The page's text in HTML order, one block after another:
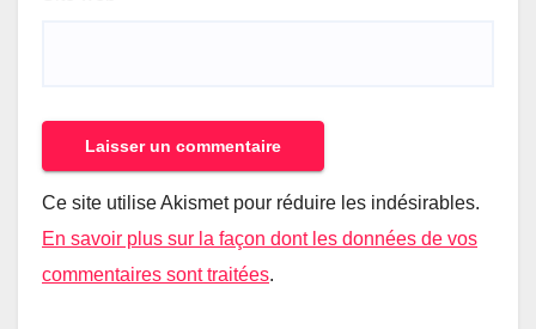
Ce site utilise Akismet pour réduire les indésirables.
En savoir plus sur la façon dont les données de vos
commentaires sont traitées.